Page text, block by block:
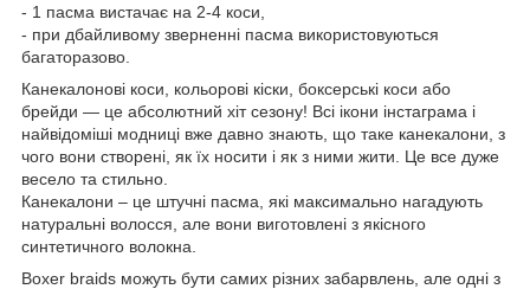
- 1 пасма вистачає на 2-4 коси,
- при дбайливому зверненні пасма використовуються
багаторазово.
Канекалонові коси, кольорові кіски, боксерські коси або
брейди — це абсолютний хіт сезону! Всі ікони інстаграма і
найвідоміші модниці вже давно знають, що таке канекалони, з
чого вони створені, як їх носити і як з ними жити. Це все дуже
весело та стильно.
Канекалони – це штучні пасма, які максимально нагадують
натуральні волосся, але вони виготовлені з якісного
синтетичного волокна.
Boxer braids можуть бути самих різних забарвлень, але одні з